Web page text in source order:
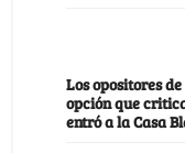
Los opositores
opción que
entró a la Casa